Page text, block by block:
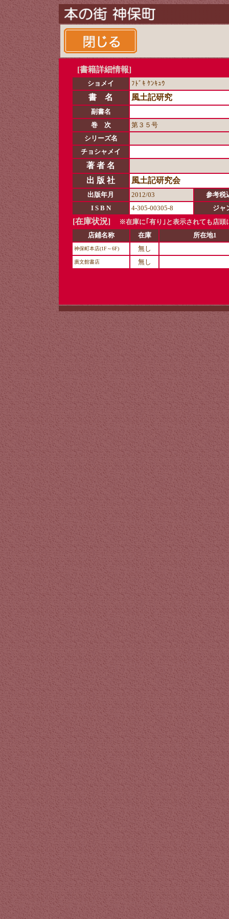
[書籍詳細情報]
ショメイ ﾌﾄﾞｷ ｹﾝｷｭｳ
書 名 風土記研究
副書名
巻 次
第３５号
シリーズ名
チョシャメイ
著 者 名
出 版 社
風土記研究会
出版年月 2012/03
参考税
I S B N
4-305-00305-8 ジャ
[在庫状況]
※在庫に｢有り｣と表示されても店頭
店鋪名称
在庫 所在地1
神保町本店(1F～6F) 無し
廣文館書店 無し